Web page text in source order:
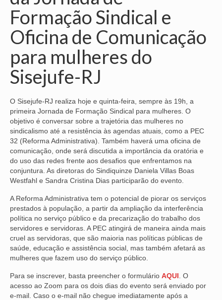
ATAS
LOCALIZAÇÃO
QUEM SOMOS
NOSSA HISTÓRIA
SUBSEDES
ARAÇATUBA
BAURU
PRESIDENTE PRUDENTE
RIBEIRÃO PRETO
SÃO JOSÉ DOS CAMPOS
SÃO JOSÉ DO RIO PRETO
SOROCABA
NOTÍCIAS
BOLETIM
Formação Sindical e
Oficina de Comunicação
para mulheres do
Sisejufe-RJ
O Sisejufe-RJ realiza hoje e quinta-feira, sempre às 19h, a
primeira Jornada de Formação Sindical para mulheres. O
objetivo é conversar sobre a trajetória das mulheres no
sindicalismo até a resistência às agendas atuais, como a PEC
32 (Reforma Administrativa). Também haverá uma oficina de
comunicação, onde será discutida a importância da oratória e
do uso das redes frente aos desafios que enfrentamos na
conjuntura. As diretoras do Sindiquinze Daniela Villas Boas
Westfahl e Sandra Cristina Dias participarão do evento.
A Reforma Administrativa tem o potencial de piorar os serviços
prestados à população, a partir da ampliação da interferência
política no serviço público e da precarização do trabalho dos
servidores e servidoras. A PEC atingirá de maneira ainda mais
cruel as servidoras, que são maioria nas políticas públicas de
saúde, educação e assistência social, mas também afetará as
mulheres que fazem uso do serviço público.
Para se inscrever, basta preencher o formulário AQUI . O
acesso ao Zoom para os dois dias do evento será enviado por
e-mail. Caso o e-mail não chegue imediatamente após a